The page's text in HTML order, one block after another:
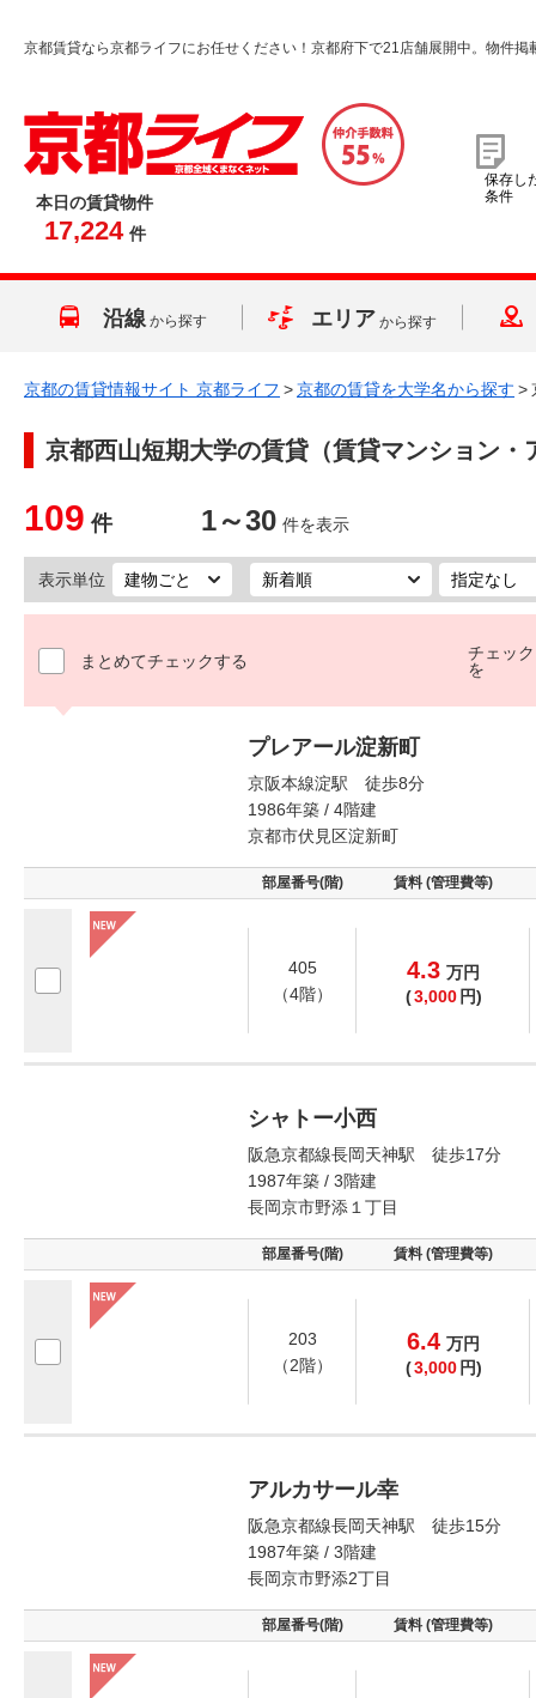
京都賃貸なら京都ライフにお任せください！京都府下で21店舗展開中。物件掲
本日の賃貸物件
17,224 件
保存し
条件
沿線 から探す エリア から探す
京都の賃貸情報サイト 京都ライフ >京都の賃貸を大学名から探す >
京都西山短期大学の賃貸（賃貸マンション・
109 件 1～30 件を表示
表示単位
まとめてチェックする
チェッ
を
プレアール淀新町
京阪本線淀駅 徒歩8分
1986年築 / 4階建
京都市伏見区淀新町
部屋番号(階) 賃料 (管理費等)
405
（4階）
4.3 万円
(3,000 円)
シャトー小西
阪急京都線長岡天神駅 徒歩17分
1987年築 / 3階建
長岡京市野添１丁目
部屋番号(階) 賃料 (管理費等)
203
（2階）
6.4 万円
(3,000 円)
アルカサール幸
阪急京都線長岡天神駅 徒歩15分
1987年築 / 3階建
長岡京市野添2丁目
部屋番号(階) 賃料 (管理費等)